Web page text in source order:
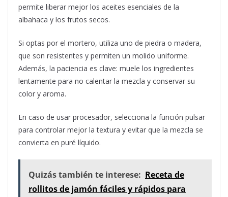
permite liberar mejor los aceites esenciales de la
albahaca y los frutos secos.
Si optas por el mortero, utiliza uno de piedra o madera,
que son resistentes y permiten un molido uniforme.
Además, la paciencia es clave: muele los ingredientes
lentamente para no calentar la mezcla y conservar su
color y aroma.
En caso de usar procesador, selecciona la función pulsar
para controlar mejor la textura y evitar que la mezcla se
convierta en puré líquido.
Quizás también te interese: Receta de
rollitos de jamón fáciles y rápidos para